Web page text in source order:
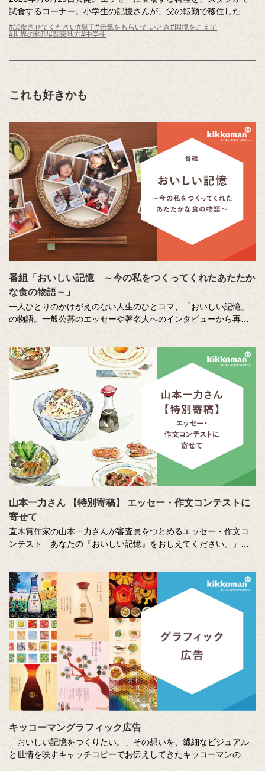
試食するコーナー。小学生の記憶さんが、父の転勤で移住したシ
ンガポールで出会った「カヤトースト」。日本に帰国後も、カヤ
トーストのためにシンガポールを再訪するほど心を掴まれまし
す。驚きの食べ方も必見です！
#試食させてください#親子#元気をもらいたいとき#国境をこえて
#世界の料理#関東地方#中学生
これも好きかも
番組「おいしい記憶 ～今の私をつくってくれたあたたか
な食の物語～」
一人ひとりのかけがえのない人生のひとコマ、「おいしい記憶」
の物語。一般公募のエッセーや著名人へのインタビューから再現
番組内で好評をいただいた、以下のコンテンツもこちらでご覧い
ただけます。
⚫︎「伝えたい和食の技法」
近茶流嗣家（現 宗家）、博士（醸造学）、テレビ番組の料理監修
も多数手掛ける柳原尚之さんが、少しの工夫で料理がとてもおい
しくなる技をご紹介。
⚫︎「作家 山本一力さんが語る『おいしい記憶』」
直木賞作家で、「あなたの『おいしい記憶』をおしえてくださ
い。」エッセーコンテスト審査員の山本一力さんが、受賞作品の
読みどころなどを自ら語ります。
山本一力さん 【特別寄稿】 エッセー・作文コンテストに
寄せて
直木賞作家の山本一力さんが審査員をつとめるエッセー・作文コ
ンテスト「あなたの『おいしい記憶』をおしえてください。」に
キッコーマングラフィック広告
「おいしい記憶をつくりたい。」その想いを、繊細なビジュアル
と世情を映すキャッチコピーでお伝えしてきたキッコーマンの企